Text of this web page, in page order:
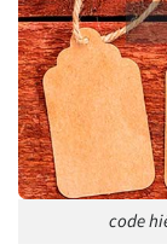
code